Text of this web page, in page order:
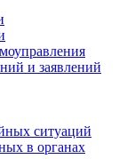
и заявлений
ситуаций
в органах